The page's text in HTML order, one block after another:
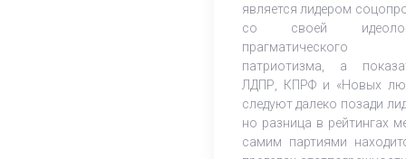
является лидером
со своей
прагматического
патриотизма, а
ЛДПР, КПРФ и «Новых
следуют далеко позади
но разница в рейтингах
самим партиями